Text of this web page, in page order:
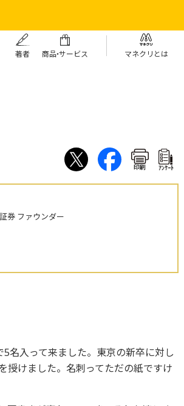
著者 商品・サービス マネクリとは
印刷 ｱﾝｹｰﾄ
券 ファウンダー
名入って来ました。東京の新卒に対し
授けました。名刺ってただの紙ですけ